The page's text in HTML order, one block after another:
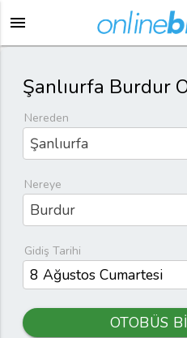
menu
Şanlıurfa Burdur
Nereden
Şanlıurfa
Nereye
Burdur
Gidiş Tarihi
OTOBÜS